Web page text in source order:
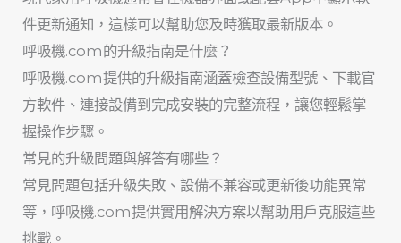
件更新通知，這樣可以幫助您及時獲取最新版本。
呼吸機.com的升級指南是什麼？
呼吸機.com提供的升級指南涵蓋檢查設備型號、下載官
方軟件、連接設備到完成安裝的完整流程，讓您輕鬆掌
握操作步驟。
常見的升級問題與解答有哪些？
常見問題包括升級失敗、設備不兼容或更新後功能異常
等，呼吸機.com提供實用解決方案以幫助用戶克服這些
挑戰。